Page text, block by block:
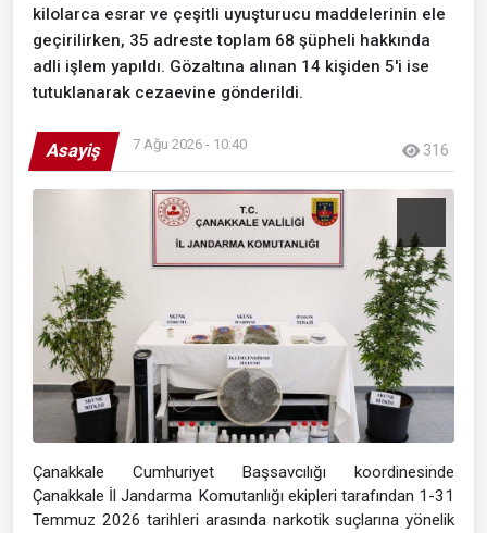
kilolarca esrar ve çeşitli uyuşturucu maddelerinin ele
geçirilirken, 35 adreste toplam 68 şüpheli hakkında
adli işlem yapıldı. Gözaltına alınan 14 kişiden 5'i ise
tutuklanarak cezaevine gönderildi.
Asayiş 7 Ağu 2026 - 10:40 316
Çanakkale Cumhuriyet Başsavcılığı koordinesinde
Çanakkale İl Jandarma Komutanlığı ekipleri tarafından 1-31
Temmuz 2026 tarihleri arasında narkotik suçlarına yönelik